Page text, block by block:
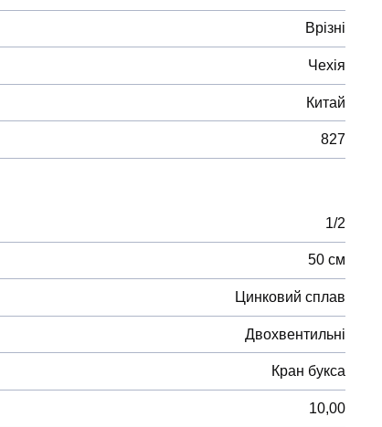
Врізні
Чехія
Китай
827
1/2
50 см
Цинковий сплав
Двохвентильні
Кран букса
10,00